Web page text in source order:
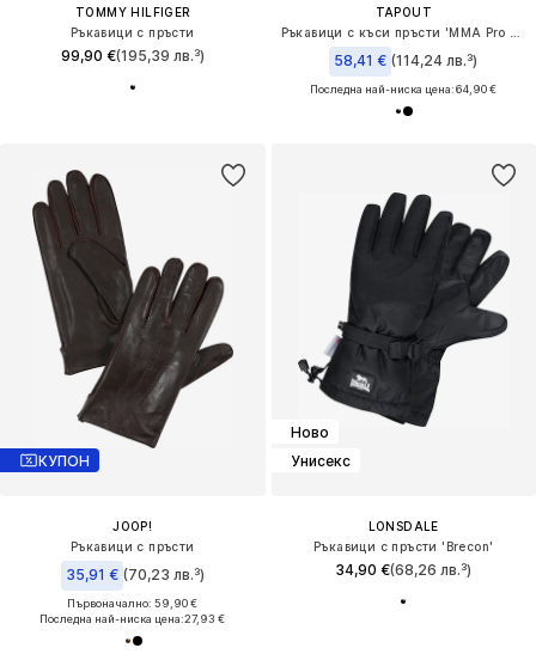
TOMMY HILFIGER
Ръкавици с пръсти
99,90 €(195,39 лв.³)
TAPOUT
58,41 € (114,24 лв.³)
Последна най-ниска цена:64,90 €
КУПОН
JOOP!
Ръкавици с пръсти
35,91 € (70,23 лв.³)
Първоначално: 59,90 €
Последна най-ниска цена:27,93 €
Ново
Унисекс
LONSDALE
Ръкавици с пръсти 'Brecon'
34,90 €(68,26 лв.³)